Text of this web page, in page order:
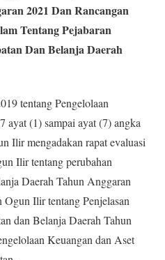
2021 Dan Rancangan
Tentang Pejabaran
Dan Belanja Daerah
tentang Pengelolaan
ayat (1) sampai ayat (7) angka
Ilir mengadakan rapat evaluasi
Ilir tentang perubahan
Daerah Tahun Anggaran
Ogun Ilir tentang Penjelasan
dan Belanja Daerah Tahun
Keuangan dan Aset